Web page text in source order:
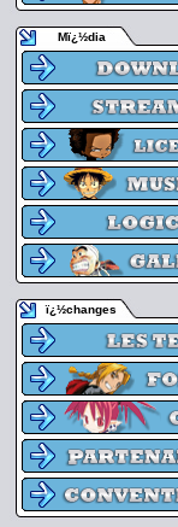
Mï¿½dia
ï¿½changes